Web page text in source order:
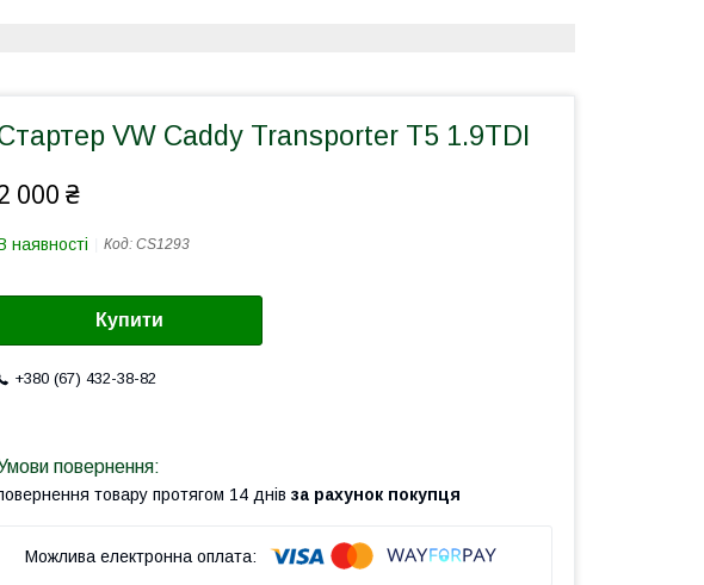
VW Caddy Transporter T5 1.9TDI
000 ₴
наявності Код: CS1293
Купити
+380 (67) 432-38-82
товару протягом 14 днів за рахунок покупця